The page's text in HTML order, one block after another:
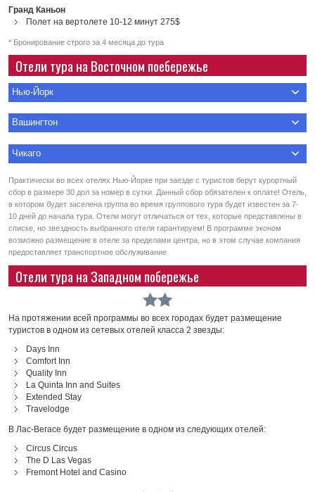
Гранд Каньон
Полет на вертолете 10-12 минут 275$
* Бронирование строго за 4 месяца до тура
Отели тура на Восточном поебережье
Нью-Йорк
Вашингтон
Чикаго
Практически во всех отелях Нью-Йорке при заезде с туристов берут курортный
сбор в размере 30 дол за номер в сутки. Данный сбор обязателен к оплате! Отель,
в котором будет заселена группа во время группового тура будет известен за 7-
10 дней до начала тура. Отели могут отличаться от тех, которые представлены в
списке, но звездность выбранного отеля гарантируем! В программе эконом
возможно размещение в отеле за пределами центра, но в этом случае компания
предоставляет транспортное обслуживание
Отели тура на Западном побережье
На протяжении всей программы во всех городах будет размещение
туристов в одном из сетевых отелей класса 2 звезды:
Days Inn
Comfort Inn
Quality Inn
La Quinta Inn and Suites
Extended Stay
Travelodge
В Лас-Вегасе будет размещение в одном из следующих отелей:
Circus Circus
The D Las Vegas
Fremont Hotel and Casino